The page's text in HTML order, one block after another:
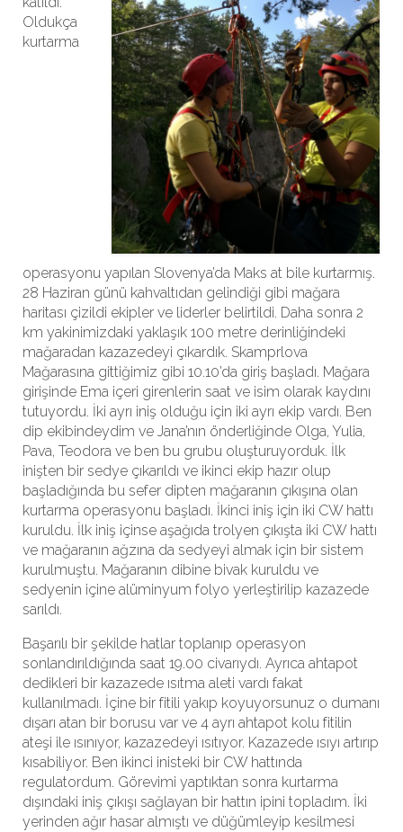
Oldukça
kurtarma
operasyonu yapılan Slovenya’da Maks at bile kurtarmış.
28 Haziran günü kahvaltıdan gelindiği gibi mağara
haritası çizildi ekipler ve liderler belirtildi. Daha sonra 2
km yakinimizdaki yaklaşık 100 metre derinliğindeki
mağaradan kazazedeyi çıkardık. Skamprlova
Mağarasına gittiğimiz gibi 10.10’da giriş başladı. Mağara
girişinde Ema içeri girenlerin saat ve isim olarak kaydını
tutuyordu. İki ayrı iniş olduğu için iki ayrı ekip vardı. Ben
dip ekibindeydim ve Jana’nın önderliğinde Olga, Yulia,
Pava, Teodora ve ben bu grubu oluşturuyorduk. İlk
inişten bir sedye çıkarıldı ve ikinci ekip hazır olup
başladığında bu sefer dipten mağaranın çıkışına olan
kurtarma operasyonu başladı. İkinci iniş için iki CW hattı
kuruldu. İlk iniş içinse aşağıda trolyen çıkışta iki CW hattı
ve mağaranın ağzına da sedyeyi almak için bir sistem
kurulmuştu. Mağaranın dibine bivak kuruldu ve
sedyenin içine alüminyum folyo yerleştirilip kazazede
sarıldı.
Başarılı bir şekilde hatlar toplanıp operasyon
sonlandırıldığında saat 19.00 civarıydı. Ayrıca ahtapot
dedikleri bir kazazede ısıtma aleti vardı fakat
kullanılmadı. İçine bir fitili yakıp koyuyorsunuz o dumanı
dışarı atan bir borusu var ve 4 ayrı ahtapot kolu fitilin
ateşi ile ısınıyor, kazazedeyi ısıtıyor. Kazazede ısıyı artırıp
kısabiliyor. Ben ikinci inisteki bir CW hattında
regulatordum. Görevimi yaptıktan sonra kurtarma
dışındaki iniş çıkışı sağlayan bir hattın ipini topladım. İki
yerinden ağır hasar almıştı ve düğümleyip kesilmesi